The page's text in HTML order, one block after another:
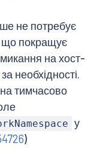
не потребує
що покращує
на хост-
необхідності.
тимчасово
у
)